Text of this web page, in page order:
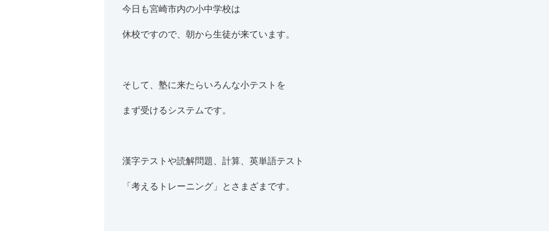
今日も宮崎市内の小中学校は
休校ですので、朝から生徒が来ています。
そして、塾に来たらいろんな小テストを
まず受けるシステムです。
漢字テストや読解問題、計算、英単語テスト
「考えるトレーニング」とさまざまです。